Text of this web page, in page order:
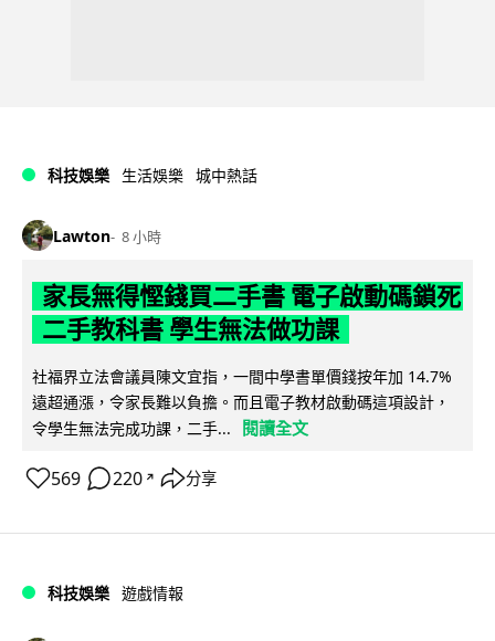
科技娛樂 生活娛樂 城中熱話
Lawton 8 小時
家長無得慳錢買二手書 電子啟動碼鎖死
二手教科書 學生無法做功課
社福界立法會議員陳文宜指，一間中學書單價錢按年加 14.7%
遠超通漲，令家長難以負擔。而且電子教材啟動碼這項設計，
令學生無法完成功課，二手...
閱讀全文
569 220 ↗ 分享
科技娛樂 遊戲情報